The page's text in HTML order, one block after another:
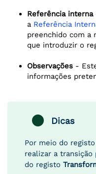
Referência interna
a Referência
preenchido com a
que introduzir o
Observações -
informações
Dicas
Por meio do
realizar a transição
do registo